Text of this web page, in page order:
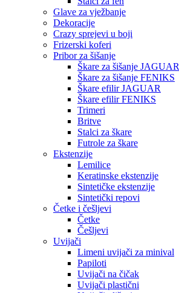
Glave za vježbanje
Dekoracije
Crazy sprejevi u boji
Frizerski koferi
Pribor za šišanje
Škare za šišanje JAGUAR
Škare za šišanje FENIKS
Škare efilir JAGUAR
Škare efilir FENIKS
Trimeri
Britve
Stalci za škare
Futrole za škare
Ekstenzije
Lemilice
Keratinske ekstenzije
Sintetičke ekstenzije
Sintetički repovi
Četke i češljevi
Četke
Češljevi
Uvijači
Limeni uvijači za minival
Papiloti
Uvijači na čičak
Uvijači plastični